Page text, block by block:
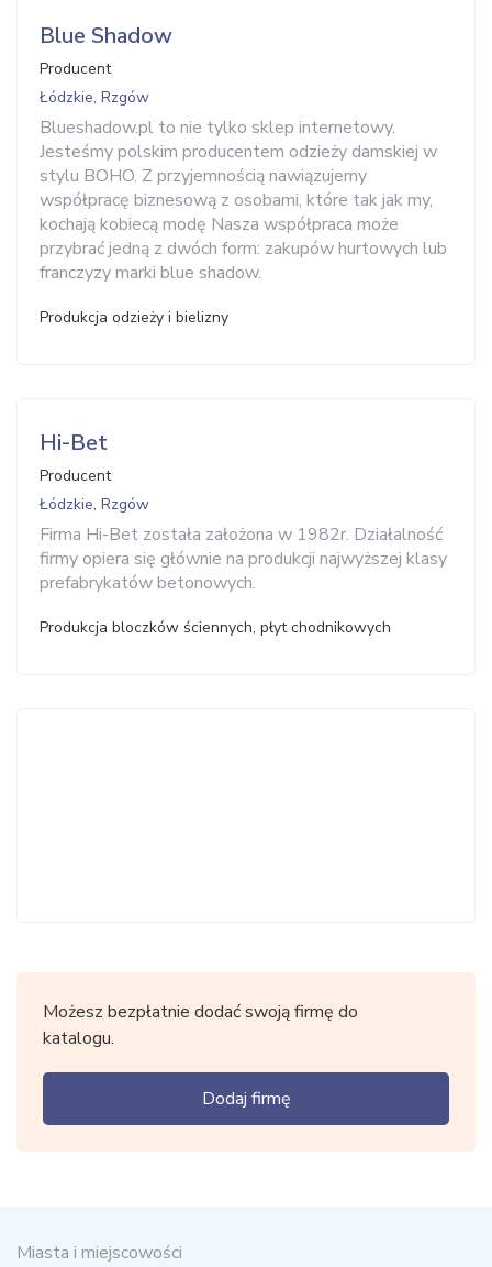
Blue Shadow
Producent
Łódzkie, Rzgów
Blueshadow.pl to nie tylko sklep internetowy.
Jesteśmy polskim producentem odzieży damskiej w
stylu BOHO. Z przyjemnością nawiązujemy
współpracę biznesową z osobami, które tak jak my,
kochają kobiecą modę Nasza współpraca może
przybrać jedną z dwóch form: zakupów hurtowych lub
franczyzy marki blue shadow.
Produkcja odzieży i bielizny
Hi-Bet
Producent
Łódzkie, Rzgów
Firma Hi-Bet została założona w 1982r. Działalność
firmy opiera się głównie na produkcji najwyższej klasy
prefabrykatów betonowych.
Produkcja bloczków ściennych, płyt chodnikowych
Możesz bezpłatnie dodać swoją firmę do
katalogu.
Dodaj firmę
Miasta i miejscowości